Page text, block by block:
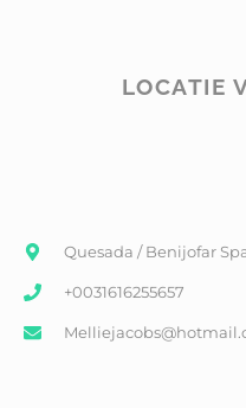
LOCATIE
Quesada / Benijofar
+0031616255657